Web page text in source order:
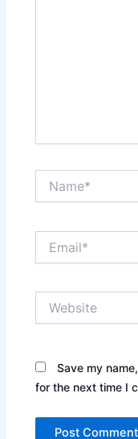
Save my
for the next time I